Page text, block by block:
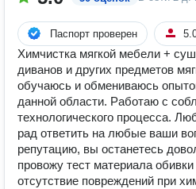
Паспорт проверен
Химчистка мягкой мебели +
диванов и других предметов
обучаюсь и обмениваюсь
данной области. Работаю с
технологического процесса.
рад ответить на любые ваши
репутацию, вы останетесь
провожу тест материала обивки
отсутствие повреждений при